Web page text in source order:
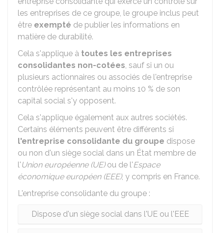
les entreprises de ce groupe, le groupe inclus peut
être exempté de publier les informations en
matière de durabilité.
Cela s'applique à toutes les entreprises
consolidantes non-cotées, sauf si un ou
plusieurs actionnaires ou associés de l'entreprise
contrôlée représentant au moins 10 % de son
capital social s'y opposent.
Cela s'applique également aux autres sociétés.
Certains éléments peuvent être différents si
l'entreprise consolidante du groupe dispose
ou non d'un siège social dans un État membre de
l'Union européenne (UE)ou de l'Espace
économique européen (EEE), y compris en France.
L'entreprise consolidante du groupe :
Dispose d'un siège social dans l'UE ou l'EEE